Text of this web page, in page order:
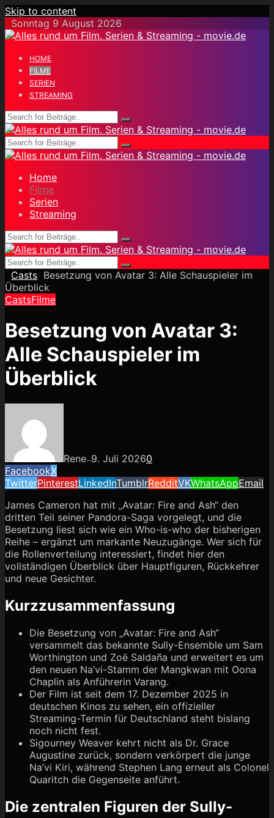
Skip to content
Sonntag 9 August 2026
HOME
FILME
SERIEN
STREAMING
Home
Filme
Serien
Streaming
Casts Besetzung von Avatar 3: Alle Schauspieler im
Überblick
CastsFilme
Besetzung von Avatar 3:
Alle Schauspieler im
Überblick
Rene—9. Juli 20260
FacebookX
TwitterPinterestLinkedInTumblrRedditVKWhatsAppEmail
James Cameron hat mit „Avatar: Fire and Ash“ den
dritten Teil seiner Pandora-Saga vorgelegt, und die
Besetzung liest sich wie ein Who-is-who der bisherigen
Reihe – ergänzt um markante Neuzugänge. Wer sich für
die Rollenverteilung interessiert, findet hier den
vollständigen Überblick über Hauptfiguren, Rückkehrer
und neue Gesichter.
Kurzzusammenfassung
Die Besetzung von „Avatar: Fire and Ash“
versammelt das bekannte Sully-Ensemble um Sam
Worthington und Zoë Saldaña und erweitert es um
den neuen Na’vi-Stamm der Mangkwan mit Oona
Chaplin als Anführerin Varang.
Der Film ist seit dem 17. Dezember 2025 in
deutschen Kinos zu sehen, ein offizieller
Streaming-Termin für Deutschland steht bislang
noch nicht fest.
Sigourney Weaver kehrt nicht als Dr. Grace
Augustine zurück, sondern verkörpert die junge
Na’vi Kiri, während Stephen Lang erneut als Colonel
Quaritch die Gegenseite anführt.
Die zentralen Figuren der Sully-